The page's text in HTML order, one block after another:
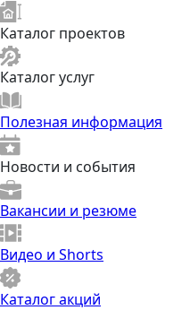
Каталог проектов
Каталог услуг
Полезная информация
Новости и события
Вакансии и резюме
Видео и Shorts
Каталог акций